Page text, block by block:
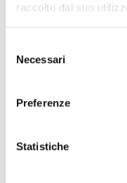
raccolto dal suo
delNecessari
Preferenze
Statistiche
22.6.2026 – “Andrea
magica” “